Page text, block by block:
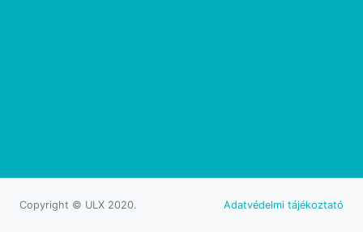
Copyright © ULX 2020. Adatvédelmi tájékoztató